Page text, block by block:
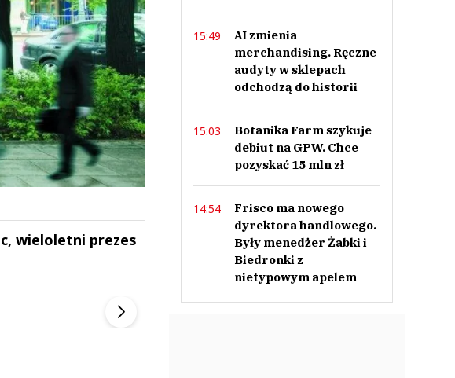
wieloletni prezes
Szefem być Sezon 2 Marcin Przybysz
15:49
AI zmienia
merchandising. Ręczne
audyty w sklepach
odchodzą do historii
15:03
Botanika Farm szykuje
debiut na GPW. Chce
pozyskać 15 mln zł
14:54
Frisco ma nowego
dyrektora handlowego.
Były menedżer Żabki i
Biedronki z
nietypowym apelem